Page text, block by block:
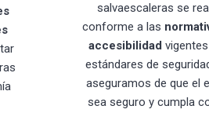
salvaescaleras se
conforme a las
accesibilidad
estándares de
aseguramos de que el
sea seguro y cumpla